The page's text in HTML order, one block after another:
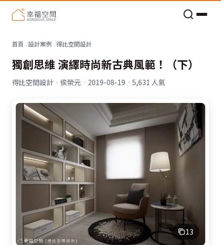
首頁 設計案例 得比空間設計
獨創思維 演繹時尚新古典風範！（下）
得比空間設計 · 侯榮元 · 2019-08-19 · 5,631 人氣
13